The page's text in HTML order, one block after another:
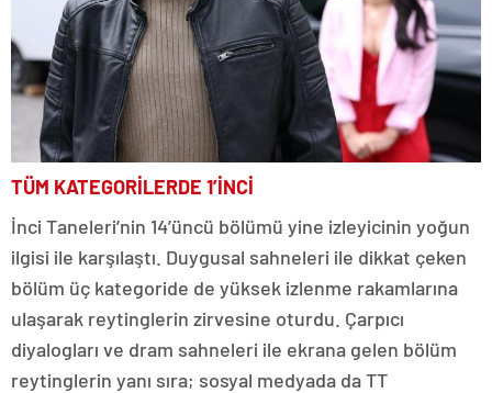
TÜM KATEGORİLERDE 1’İNCİ
İnci Taneleri’nin 14’üncü bölümü yine izleyicinin yoğun
ilgisi ile karşılaştı. Duygusal sahneleri ile dikkat çeken
bölüm üç kategoride de yüksek izlenme rakamlarına
ulaşarak reytinglerin zirvesine oturdu. Çarpıcı
diyalogları ve dram sahneleri ile ekrana gelen bölüm
reytinglerin yanı sıra; sosyal medyada da TT